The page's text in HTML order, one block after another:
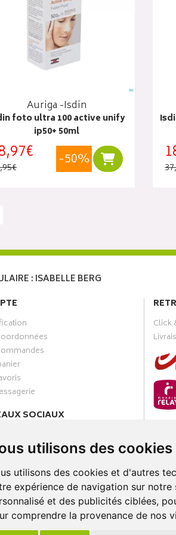
utilisons des cookies
utilisons des cookies et d'autres
expérience de navigation sur
et des publicités ciblées,
comprendre la provenance de nos
Auriga -Isdin
foto ultra 100 active unify
ip50+ 50ml
-50% Ajouter au
: ISABELLE BERG
SOCIAUX
des pharmacies
Click
–Apotekisto Pharmacie Cloud